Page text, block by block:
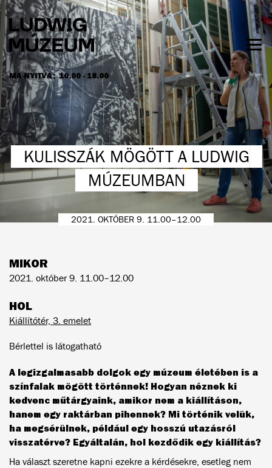
Ugrás
tartalomra
MA NYITVA: 10.00 - 18.00
NYITVATARTÁS ÉS JEGYÁRAK
KULISSZÁK MÖGÖTT A LUDWIG
MÚZEUMBAN
2021. OKTÓBER 9. 11.00–12.00
MIKOR
2021. október 9. 11.00–12.00
HOL
Kiállítótér, 3. emelet
Bérlettel is látogatható
A legizgalmasabb dolgok egy múzeum életében is a
színfalak mögött történnek! Hogyan néznek ki
kedvenc műtárgyaink, amikor nem a kiállításon,
hanem egy raktárban pihennek? Mi történik velük,
ha megsérülnek, például egy hosszú utazásról
visszatérve? Egyáltalán, hol kezdődik egy kiállítás?
Ha választ szeretne kapni ezekre a kérdésekre, esetleg nem